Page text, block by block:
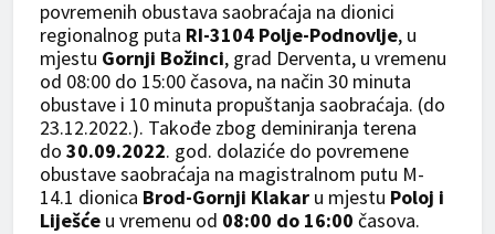
povremenih obustava saobraćaja na dionici
regionalnog puta RI-3104 Polje-Podnovlje, u
mjestu Gornji Božinci, grad Derventa, u vremenu
od 08:00 do 15:00 časova, na način 30 minuta
obustave i 10 minuta propuštanja saobraćaja. (do
23.12.2022.). Takođe zbog deminiranja terena
do 30.09.2022. god. dolaziće do povremene
obustave saobraćaja na magistralnom putu M-
14.1 dionica Brod-Gornji Klakar u mjestu Poloj i
Liješće u vremenu od 08:00 do 16:00 časova.